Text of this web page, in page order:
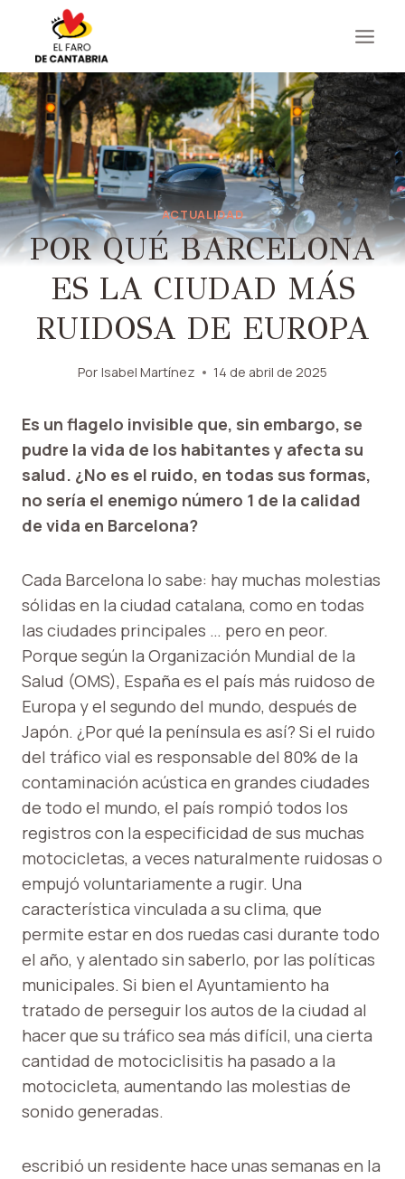
contenido
ACTUALIDAD
POR QUÉ BARCELONA
ES LA CIUDAD MÁS
RUIDOSA DE EUROPA
Por Isabel Martínez 14 de abril de 2025
Es un flagelo invisible que, sin embargo, se
pudre la vida de los habitantes y afecta su
salud. ¿No es el ruido, en todas sus formas,
no sería el enemigo número 1 de la calidad
de vida en Barcelona?
Cada Barcelona lo sabe: hay muchas molestias
sólidas en la ciudad catalana, como en todas
las ciudades principales … pero en peor.
Porque según la Organización Mundial de la
Salud (OMS), España es el país más ruidoso de
Europa y el segundo del mundo, después de
Japón. ¿Por qué la península es así? Si el ruido
del tráfico vial es responsable del 80% de la
contaminación acústica en grandes ciudades
de todo el mundo, el país rompió todos los
registros con la especificidad de sus muchas
motocicletas, a veces naturalmente ruidosas o
empujó voluntariamente a rugir. Una
característica vinculada a su clima, que
permite estar en dos ruedas casi durante todo
el año, y alentado sin saberlo, por las políticas
municipales. Si bien el Ayuntamiento ha
tratado de perseguir los autos de la ciudad al
hacer que su tráfico sea más difícil, una cierta
cantidad de motociclisitis ha pasado a la
motocicleta, aumentando las molestias de
sonido generadas.
escribió un residente hace unas semanas en la